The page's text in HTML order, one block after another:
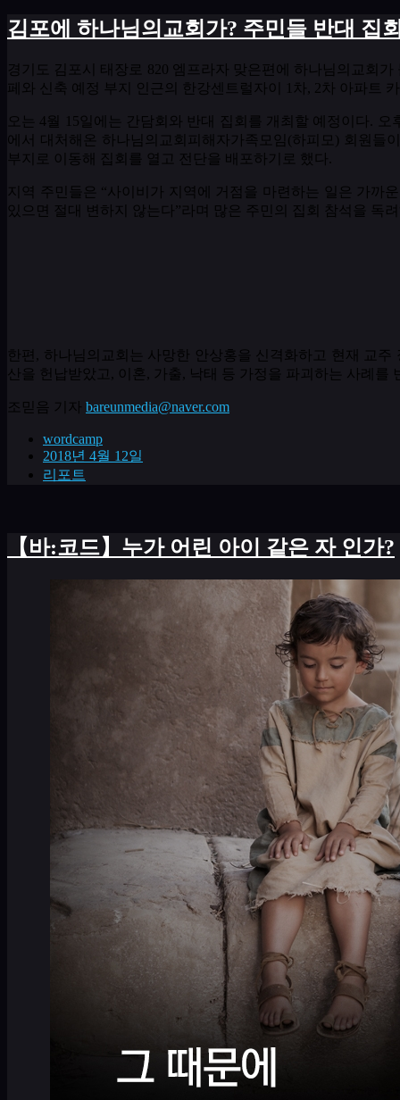
김포에 하나님의교회가? 주민들 반대 집
경기도 김포시 태장로 820 엠프라자 맞은편에 하나님의교회
페와 신축 예정 부지 인근의 한강센트럴자이
1 차 , 2차 아파트
오는 4월 15일에는 간담회와 반대 집회를 개최할 예정이다
오
에서 대처해온 하나님의교회피해자가족모임 ( 하피모 ) 회원들
부지로 이동해 집회를 열고 전단을 배포하기로 했다
지역 주민들은 “사이비가 지역에 거점을 마련하는 일은 가까
있으면 절대 변하지 않는다 ”라며 많은 주민의 집회 참석을 독
한편 , 하나님의교회는 사망한 안상홍을 신격화하고 현재 교
산을 헌납받았고 , 이혼 , 가출 , 낙태 등 가정을 파괴하는 사례를
조믿음 기자 bareunmedia@naver.com
wordcamp
2018년 4월 12일
리포트
【바:코드】누가 어린 아이 같은 자 인가?